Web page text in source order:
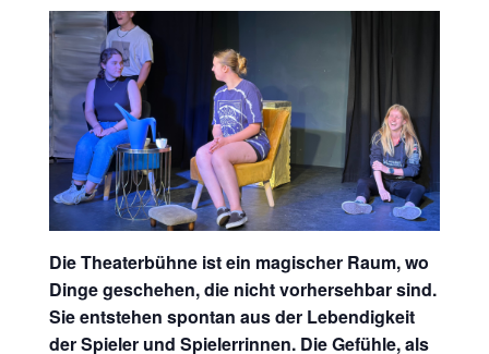
Die Theaterbühne ist ein magischer Raum, wo
Dinge geschehen, die nicht vorhersehbar sind.
Sie entstehen spontan aus der Lebendigkeit
der Spieler und Spielerrinnen. Die Gefühle, als